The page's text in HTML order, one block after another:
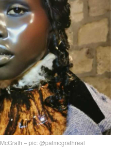
– pic: @patmcgrathreal